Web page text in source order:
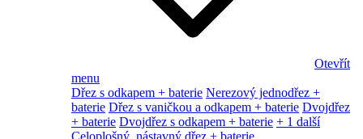
Otevřít
menu
Dřez s odkapem + baterie Nerezový jednodřez +
baterie Dřez s vaničkou a odkapem + baterie Dvojdřez
+ baterie Dvojdřez s odkapem + baterie + 1 další
Celoplošný, nástavný dřez + baterie